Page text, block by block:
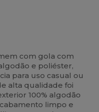
com gola com
e poliéster,
para uso casual ou
alta qualidade foi
100% algodão
limpo e